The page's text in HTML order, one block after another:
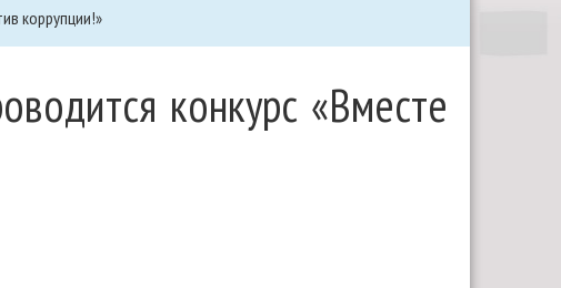
коррупции!»
конкурс «Вместе